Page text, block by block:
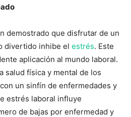
demostrado que disfrutar de un
divertido inhibe el estrés. Este
aplicación al mundo laboral.
salud física y mental de los
un sinfín de enfermedades y
estrés laboral influye
de bajas por enfermedad y